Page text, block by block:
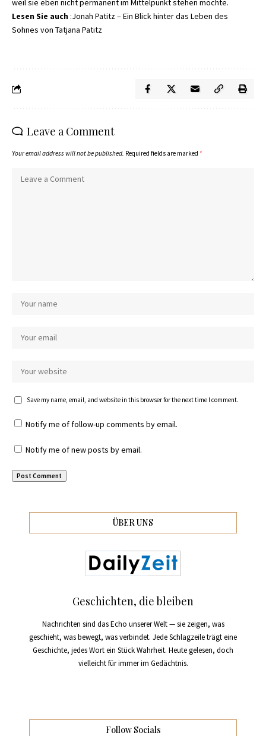
weil sie eben nicht permanent im Mittelpunkt stehen möchte.
Lesen Sie auch :Jonah Patitz – Ein Blick hinter das Leben des
Sohnes von Tatjana Patitz
Leave a Comment
Your email address will not be published. Required fields are marked *
Save my name, email, and website in this browser for the next time I comment.
Notify me of follow-up comments by email.
Notify me of new posts by email.
ÜBER UNS
Geschichten, die bleiben
Nachrichten sind das Echo unserer Welt — sie zeigen, was
geschieht, was bewegt, was verbindet. Jede Schlagzeile trägt eine
Geschichte, jedes Wort ein Stück Wahrheit. Heute gelesen, doch
vielleicht für immer im Gedächtnis.
Follow Socials